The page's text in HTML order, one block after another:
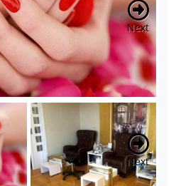
Next
Next